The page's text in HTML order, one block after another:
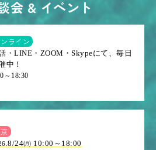
会 & イベント
ライン
・LINE・ZOOM・Skypeにて、毎日
中！
～18:30
8/24㈪ 10:00～18:00